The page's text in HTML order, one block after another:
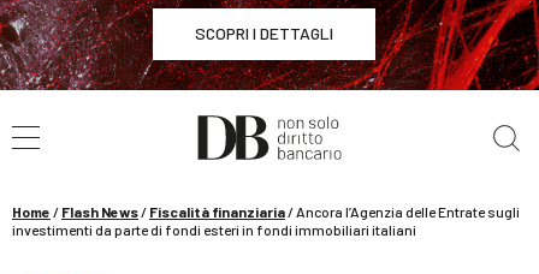
SCOPRI I DETTAGLI
WEBINAR / 17 settembre
La governance dell’Intelligenza Artificiale
Home / Flash News/ Fiscalità finanziaria/Ancora l’Agenzia delle Entrate sugli
investimenti da parte di fondi esteri in fondi immobiliari italiani